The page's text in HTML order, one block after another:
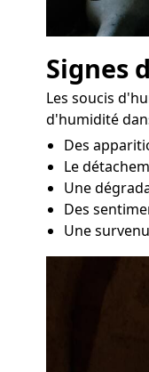
Signes
Les soucis
d'humidité
Des
Le
Une
Des
Une